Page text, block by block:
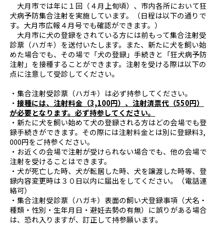
大月市では年に１回（４月上旬頃）、市内各所において狂
犬病予防集合注射を実施しています。（日程は以下の通りで
す。大月市広報４月号でも確認ができます。）
大月市に犬の登録をされている方には前もって集合注射受
診票（ハガキ）を送付いたします。また、新たに犬を飼い始
めた場合でも、その場で「犬の登録」手続きと「狂犬病予防
注射」を接種することができます。注射を受ける際は以下の
点に注意して受診してください。
・集合注射受診票（ハガキ）は必ず持参してください。
・ 接種には、注射料金（3,100円）、注射済票代（550円）
が必要となります。必ず持参してください。
・新たに犬を飼い始めて犬の登録される方はどの会場でも登
録手続きができます。その際には注射料金とは別に登録料3,
000円をご持参ください。
・お近くの会場で注射が受けられない場合でも、他の会場で
注射を受けることはできます。
・犬が死亡した時、犬が転居した時、犬を譲渡した時等、登
録内容変更時は３０日以内に届出をしてください。（電話連
絡可）
・集合注射受診票（ハガキ）表面の飼い犬登録事項（犬名・
種類・性別・生年月日・避妊去勢の有無）に誤りがある場合
は、恐れ入りますが、訂正して持参願います。